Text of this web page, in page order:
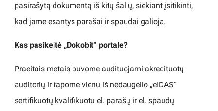
pasirašytą dokumentą iš kitų šalių, siekiant įsitikinti,
kad jame esantys parašai ir spaudai galioja.
Kas pasikeitė „Dokobit“ portale?
Praeitais metais buvome audituojami akredituotų
auditorių ir tapome vienu iš nedaugelio „eIDAS“
sertifikuotų kvalifikuotu el. parašų ir el. spaudų